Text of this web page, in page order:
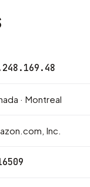
· Montreal
Inc.